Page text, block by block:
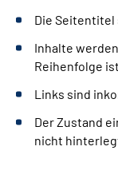
Die
Inhalte
Reihenfolge
Links sind
Der Zustand
nicht